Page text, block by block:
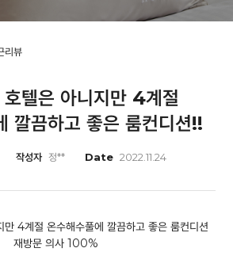
리뷰
텔은 아니지만 4계절
깔끔하고 좋은 룸컨디션!!
작성자 정** Date 2022.11.24
만 4계절 온수해수풀에 깔끔하고 좋은 룸컨디션
재방문 의사 100%